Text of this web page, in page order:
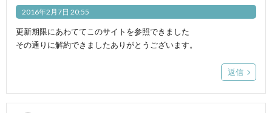
2016年2月7日 20:55
更新期限にあわててこのサイトを参照できました
その通りに解約できましたありがとうございます。
返信